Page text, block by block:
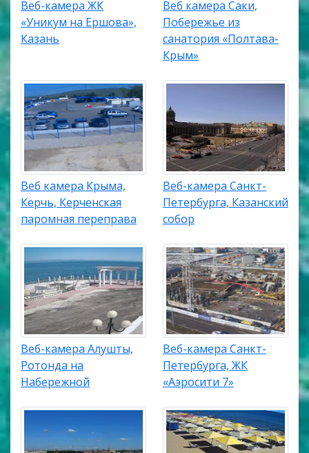
Веб-камера ЖК
«Уникум на Ершова»,
Казань
Веб камера Саки,
Побережье из
санатория «Полтава-
Крым»
Веб камера Крыма,
Керчь, Керченская
паромная переправа
Веб-камера Санкт-
Петербурга, Казанский
собор
Веб-камера Алушты,
Ротонда на
Набережной
Веб-камера Санкт-
Петербурга, ЖК
«Аэросити 7»